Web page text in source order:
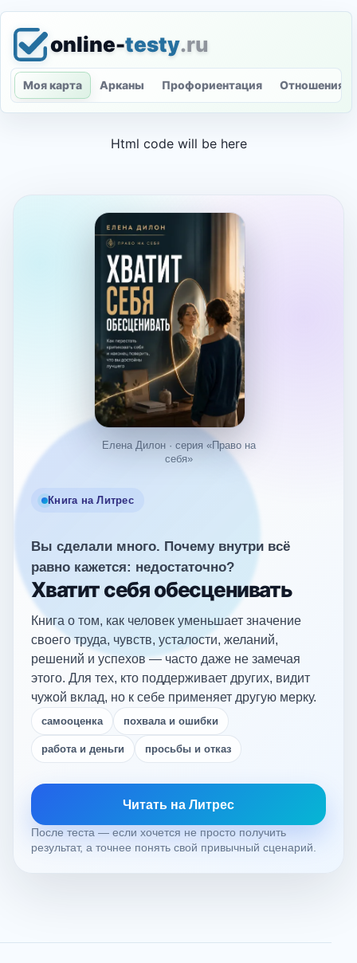
online-testy.ru
Моя карта Арканы Профориентация Отношения
Html code will be here
Книга на Литрес
Вы сделали много. Почему внутри всё
равно кажется: недостаточно?
Хватит себя обесценивать
Книга о том, как человек уменьшает значение
своего труда, чувств, усталости, желаний,
решений и успехов — часто даже не замечая
этого. Для тех, кто поддерживает других, видит
чужой вклад, но к себе применяет другую мерку.
самооценка похвала и ошибки
работа и деньги просьбы и отказ
Читать на Литрес
После теста — если хочется не просто получить
результат, а точнее понять свой привычный сценарий.
Елена Дилон · серия «Право на
себя»